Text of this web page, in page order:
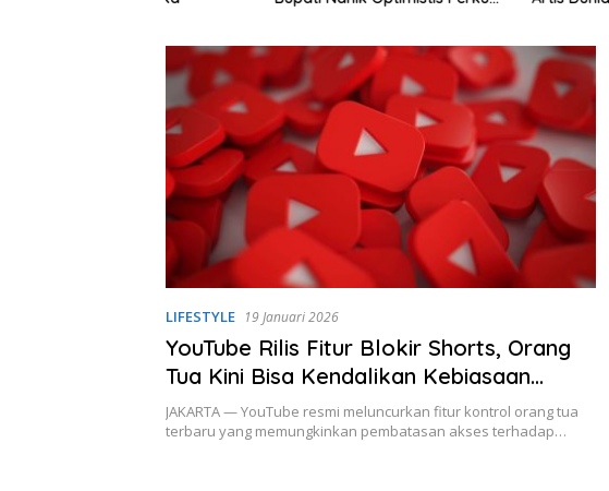
LIFESTYLE 19 Januari 2026
YouTube Rilis Fitur Blokir Shorts, Orang
Tua Kini Bisa Kendalikan Kebiasaan
Nonton Anak
JAKARTA — YouTube resmi meluncurkan fitur kontrol orang tua
terbaru yang memungkinkan pembatasan akses terhadap…